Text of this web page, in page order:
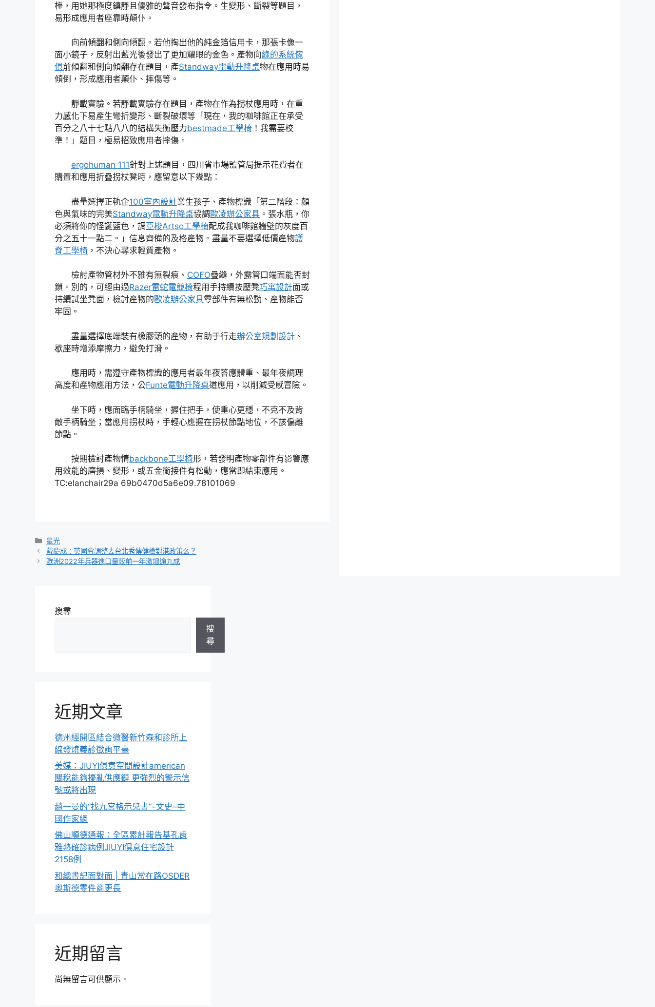
檯，用她那極度鎮靜且優雅的聲音發布指令。生變形、斷裂等題目，
易形成應用者座靠時顛仆。
向前傾翻和側向傾翻。若他掏出他的純金箔信用卡，那張卡像一
面小鏡子，反射出藍光後發出了更加耀眼的金色。產物向綠的系統傢
俱前傾翻和側向傾翻存在題目，產Standway電動升降桌物在應用時易
傾倒，形成應用者顛仆、摔傷等。
靜載實驗。若靜載實驗存在題目，產物在作為拐杖應用時，在重
力感化下易產生彎折變形、斷裂破壞等「現在，我的咖啡館正在承受
百分之八十七點八八的結構失衡壓力bestmade工學椅 ！我需要校
準！」題目，極易招致應用者摔傷。
ergohuman 111針對上述題目，四川省市場監管局提示花費者在
購置和應用折疊拐杖凳時，應留意以下幾點：
盡量選擇正軌企100室內設計業生孩子、產物標識「第二階段：顏
色與氣味的完美Standway電動升降桌協調歐凌辦公家具 。張水瓶，你
必須將你的怪誕藍色，調亞梭Artso工學椅配成我咖啡館牆壁的灰度百
分之五十一點二。」信息齊備的及格產物。盡量不要選擇低價產物護
脊工學椅 ，不決心尋求輕質產物。
檢討產物管材外不雅有無裂痕、 COFO疊縫，外露管口端面能否封
鎖。別的，可經由過Razer雷蛇電競椅程用手持續按壓凳巧寓設計面或
持續試坐凳面，檢討產物的歐凌辦公家具零部件有無松動、產物能否
牢固。
盡量選擇底端裝有橡膠頭的產物，有助于行走辦公室規劃設計 、
歇座時增添摩擦力，避免打滑。
應用時，需遵守產物標識的應用者最年夜答應體重、最年夜調理
高度和產物應用方法，公Funte電動升降桌道應用，以削減受感冒險。
坐下時，應面臨手柄騎坐，握住把手，使重心更穩，不克不及背
敵手柄騎坐；當應用拐杖時，手輕心應握在拐杖節點地位，不該偏離
節點。
按期檢討產物情backbone工學椅形，若發明產物零部件有影響應
用效能的磨損、變形，或五金銜接件有松動，應當即結束應用。
TC:elanchair29a 69b0470d5a6e09.78101069
分
類
星光
戴慶成：英國會調整去台北秀傳健檢對港政策么？
歐洲2022年兵器進口量較前一年激增逾九成
搜尋
搜
尋
近期文章
德州經開區結合微醫新竹森和診所上
線發燒義診徵詢平臺
美媒：JIUYI俱意空間設計american
關稅能夠擾亂供應鏈 更強烈的警示信
號或將出現
趙一曼的“找九宮格示兒書”–文史–中
國作家網
佛山順德通報：全區累計報告基孔肯
雅熱確診病例JIUYI俱意住宅設計
2158例
和總書記面對面 | 青山常在路OSDER
奧斯德零件商更長
近期留言
尚無留言可供顯示。